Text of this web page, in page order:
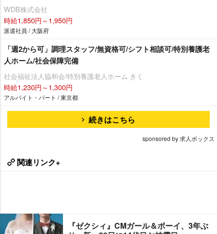
WDB株式会社
時給1,850円～1,950円
派遣社員 / 大阪府
「週2から可」調理スタッフ/無資格可/シフト相談可/特別養護老
人ホーム/社会保障完備
社会福祉法人協和会/特別養護老人ホーム きく
時給1,230円～1,300円
アルバイト・パート / 東京都
続きはこちら
sponsored by 求人ボックス
関連リンク+
『ゼクシィ』CMガール＆ボーイ、3年ぶ